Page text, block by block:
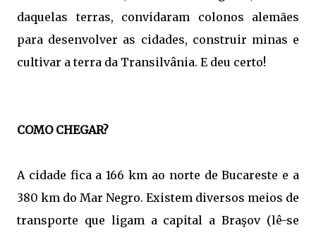
daquelas terras, convidaram colonos alemães
para desenvolver as cidades, construir minas e
cultivar a terra da Transilvânia. E deu certo!
COMO CHEGAR?
A cidade fica a 166 km ao norte de Bucareste e a
380 km do Mar Negro. Existem diversos meios de
transporte que ligam a capital a Braşov (lê-se